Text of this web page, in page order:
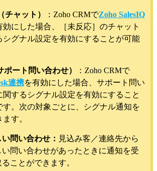
チャット） ：Zoho CRMでZoho SalesIQ
効にした場合、［未反応］のチャット
シグナル設定を有効にすることが可能
ポート問い合わせ）
：Zoho CRMで
連携を有効にした場合、サポート問い
関するシグナル設定を有効にすること
す。次の対象ごとに、シグナル通知を
す。
い問い合わせ： 見込み客／連絡先から
い問い合わせがあったときに通知を受
ることができます。